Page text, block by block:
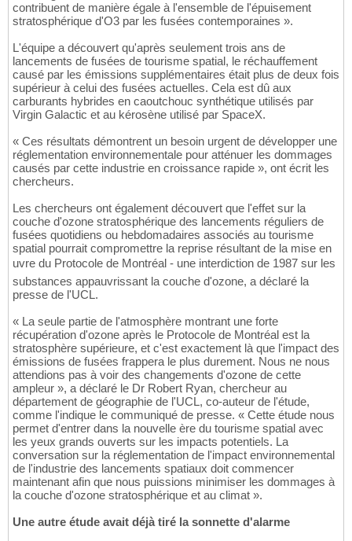
contribuent de manière égale à l'ensemble de l'épuisement
stratosphérique d'O3 par les fusées contemporaines ».
L'équipe a découvert qu'après seulement trois ans de
lancements de fusées de tourisme spatial, le réchauffement
causé par les émissions supplémentaires était plus de deux fois
supérieur à celui des fusées actuelles. Cela est dû aux
carburants hybrides en caoutchouc synthétique utilisés par
Virgin Galactic et au kérosène utilisé par SpaceX.
« Ces résultats démontrent un besoin urgent de développer une
réglementation environnementale pour atténuer les dommages
causés par cette industrie en croissance rapide », ont écrit les
chercheurs.
Les chercheurs ont également découvert que l'effet sur la
couche d'ozone stratosphérique des lancements réguliers de
fusées quotidiens ou hebdomadaires associés au tourisme
spatial pourrait compromettre la reprise résultant de la mise en
uvre du Protocole de Montréal - une interdiction de 1987 sur les
substances appauvrissant la couche d'ozone, a déclaré la
presse de l'UCL.
« La seule partie de l'atmosphère montrant une forte
récupération d'ozone après le Protocole de Montréal est la
stratosphère supérieure, et c'est exactement là que l'impact des
émissions de fusées frappera le plus durement. Nous ne nous
attendions pas à voir des changements d'ozone de cette
ampleur », a déclaré le Dr Robert Ryan, chercheur au
département de géographie de l'UCL, co-auteur de l'étude,
comme l'indique le communiqué de presse. « Cette étude nous
permet d'entrer dans la nouvelle ère du tourisme spatial avec
les yeux grands ouverts sur les impacts potentiels. La
conversation sur la réglementation de l'impact environnemental
de l'industrie des lancements spatiaux doit commencer
maintenant afin que nous puissions minimiser les dommages à
la couche d'ozone stratosphérique et au climat ».
Une autre étude avait déjà tiré la sonnette d'alarme